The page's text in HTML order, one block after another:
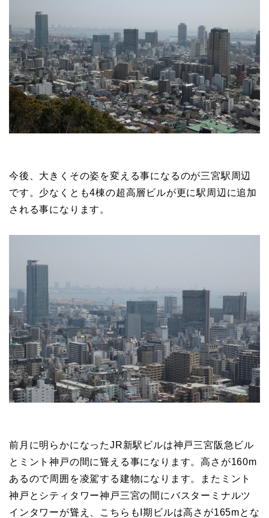
今後、大きくその姿を変える事になるのが三宮駅周辺
です。少なくとも4棟の超高層ビルが更に駅周辺に追加
される事になります。
前月に明らかになったJR新駅ビルは神戸三宮阪急ビル
とミント神戸の間に聳える事になります。高さが160m
あるので周囲を凌駕する建物になります。またミント
神戸とシティタワー神戸三宮の間にバスターミナルツ
インタワーが聳え、こちらもI期ビルは高さが165mとな